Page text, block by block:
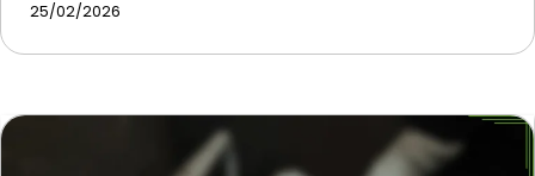
25/02/2026